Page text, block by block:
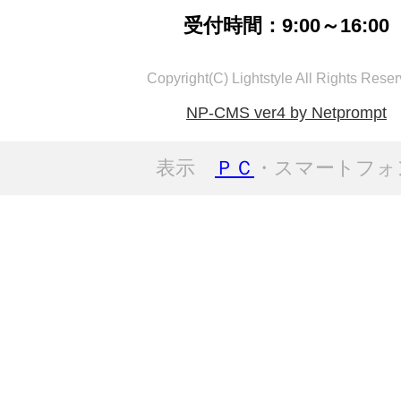
受付時間：9:00～16:00
Copyright(C) Lightstyle All Rights
NP-CMS ver4 by Netprompt
表示 ＰＣ ・スマートフ